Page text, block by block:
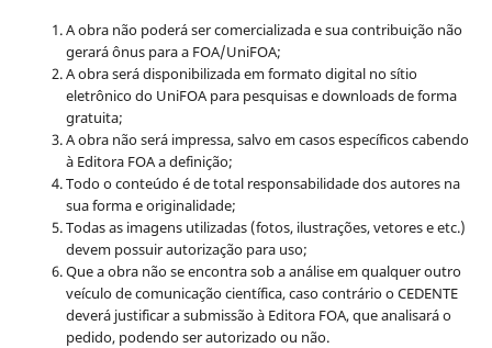
A obra não poderá ser comercializada e sua contribuição não
gerará ônus para a FOA/UniFOA;
A obra será disponibilizada em formato digital no sítio
eletrônico do UniFOA para pesquisas e downloads de forma
gratuita;
A obra não será impressa, salvo em casos específicos cabendo
à Editora FOA a definição;
Todo o conteúdo é de total responsabilidade dos autores na
sua forma e originalidade;
Todas as imagens utilizadas (fotos, ilustrações, vetores e etc.)
devem possuir autorização para uso;
Que a obra não se encontra sob a análise em qualquer outro
veículo de comunicação científica, caso contrário o CEDENTE
deverá justificar a submissão à Editora FOA, que analisará o
pedido, podendo ser autorizado ou não.